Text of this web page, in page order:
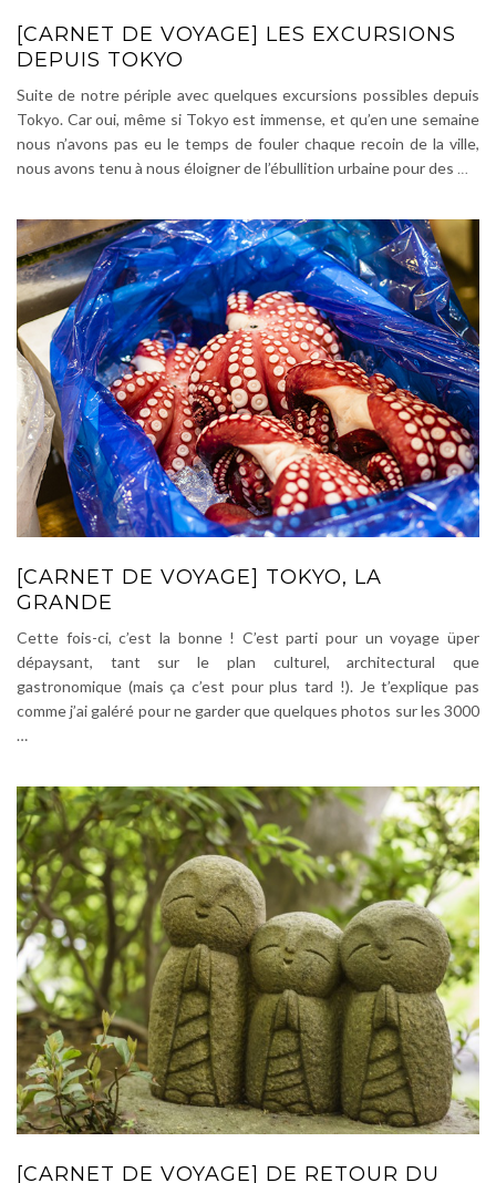
[CARNET DE VOYAGE] LES EXCURSIONS
DEPUIS TOKYO
Suite de notre périple avec quelques excursions possibles depuis
Tokyo. Car oui, même si Tokyo est immense, et qu’en une semaine
nous n’avons pas eu le temps de fouler chaque recoin de la ville,
nous avons tenu à nous éloigner de l’ébullition urbaine pour des …
[CARNET DE VOYAGE] TOKYO, LA
GRANDE
Cette fois-ci, c’est la bonne ! C’est parti pour un voyage üper
dépaysant, tant sur le plan culturel, architectural que
gastronomique (mais ça c’est pour plus tard !). Je t’explique pas
comme j’ai galéré pour ne garder que quelques photos sur les 3000
…
[CARNET DE VOYAGE] DE RETOUR DU